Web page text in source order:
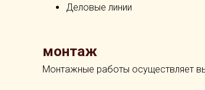
Деловые линии
монтаж
Монтажные работы осуществляет